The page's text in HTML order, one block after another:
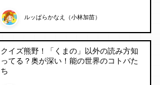
ルッぱらかなえ（小林加苗）
クイズ熊野！「くまの」以外の読み方知
ってる？奥が深い！能の世界のコトバた
ち